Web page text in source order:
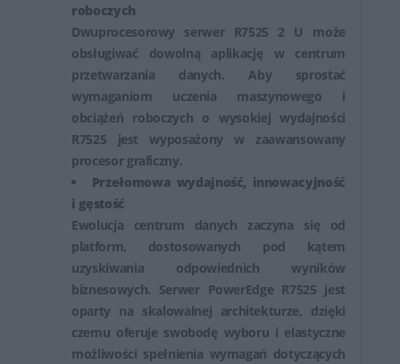
rozwiązanie doskonale umożliwia oszczędzanie miejsca.
Dodatkowa pamięć masowa jest zapewniona dzięki
zewnętrznym dyskom SCSI/SAS/SATA lub pamięci
masowej fibre channel. Serwery Dell typu Rack uznaje
się za nr 1 jeśli chodzi o wydajność aplikacji. Serwer
PowerEdge 2900 III otrzymał pierwsze miejsce w teście
TPC-C (cena/wydajność). Serwery Rack firmy Dell
zapewniają skalowalność wydajności. Umożliwiają
sprostanie wymagającym obciążeniom bazy danych,
aplikacji korporacyjnych oraz wirtualizacji. Do głównych
korzyści zaliczyć można m.in. doskonałą wydajność i
pojemność, szybkie i łatwe wdrożenie wirtualizacji,
opłacalna skalowalność pamięci, znakomita
energooszczędność serwera.
roboczych
Dwuprocesorowy serwer R7525 2 U może
obsługiwać dowolną aplikację w centrum
przetwarzania danych. Aby sprostać
wymaganiom uczenia maszynowego i
obciążeń roboczych o wysokiej wydajności
R7525 jest wyposażony w zaawansowany
procesor graficzny.
Przełomowa wydajność, innowacyjność
i gęstość
Ewolucja centrum danych zaczyna się od
platform, dostosowanych pod kątem
uzyskiwania odpowiednich wyników
biznesowych. Serwer PowerEdge R7525 jest
oparty na skalowalnej architekturze, dzięki
czemu oferuje swobodę wyboru i elastyczne
możliwości spełnienia wymagań dotyczących